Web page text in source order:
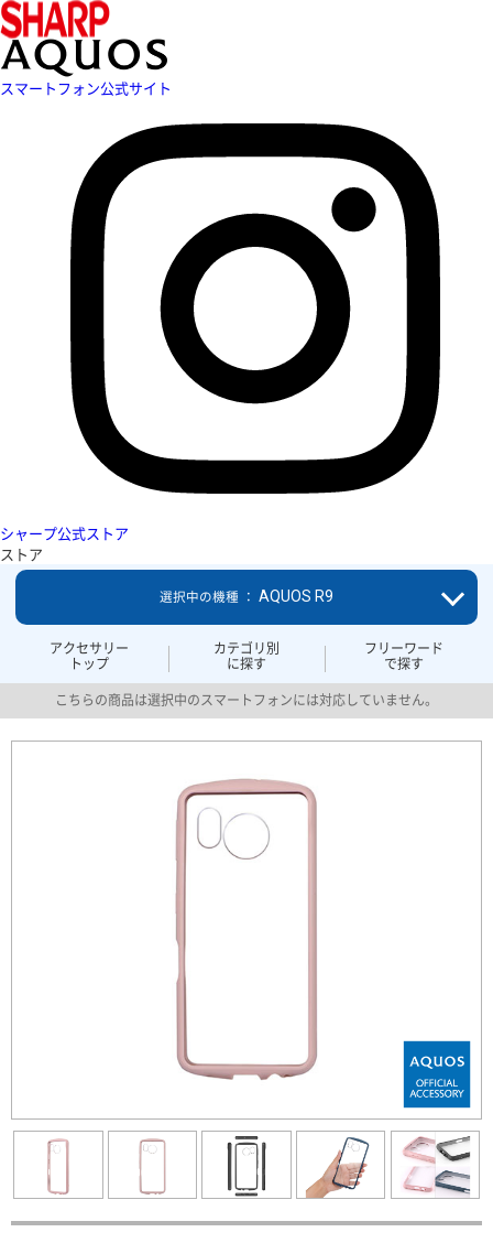
スマートフォン公式サイト
シャープ公式ストア
ストア
アクセサリー
トップ
カテゴリ別
に探す
フリーワード
で探す
選択中の機種 ： AQUOS R9
こちらの商品は選択中のスマートフォンには対応していません。